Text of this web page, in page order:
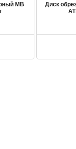
MB
Диск